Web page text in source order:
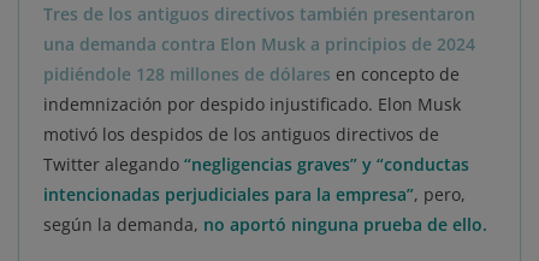
Tres de los antiguos directivos también presentaron
una demanda contra Elon Musk a principios de 2024
pidiéndole 128 millones de dólares en concepto de
indemnización por despido injustificado. Elon Musk
motivó los despidos de los antiguos directivos de
Twitter alegando “negligencias graves” y “conductas
intencionadas perjudiciales para la empresa”, pero,
según la demanda, no aportó ninguna prueba de ello.